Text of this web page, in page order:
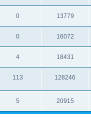
0 13779
0 16072
4 18431
113 128246
5 20915